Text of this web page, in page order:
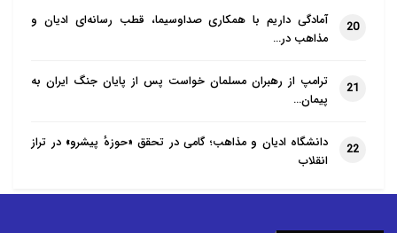
20
آمادگی داریم با همکاری صداوسیما، قطب رسانه‌ای ادیان و
مذاهب در…
21
ترامپ از رهبران مسلمان خواست پس از پایان جنگ ایران به
پیمان…
22
دانشگاه ادیان و مذاهب؛ گامی در تحقق «حوزهٔ پیشرو» در تراز
انقلاب